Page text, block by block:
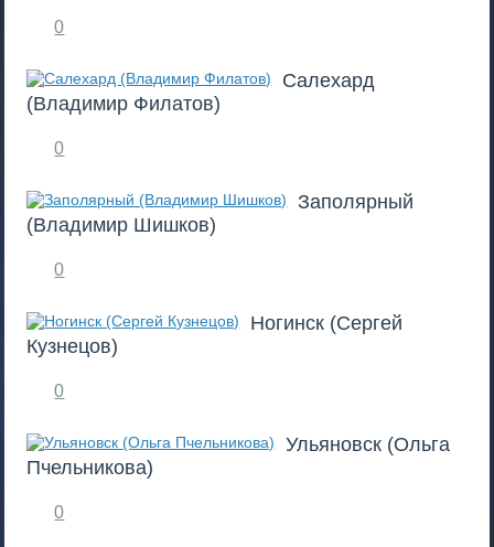
0
Салехард
(Владимир Филатов)
0
Заполярный
(Владимир Шишков)
0
Ногинск (Сергей
Кузнецов)
0
Ульяновск (Ольга
Пчельникова)
0